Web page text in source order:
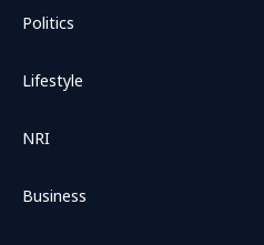
Politics
Lifestyle
NRI
Business